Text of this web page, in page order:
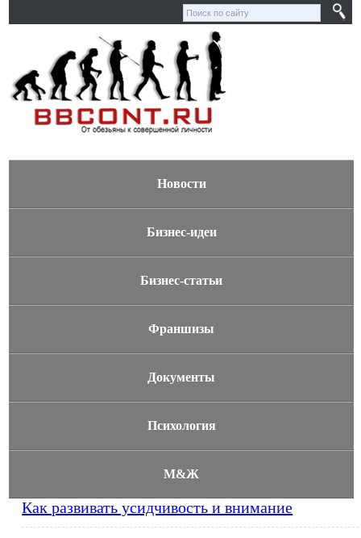
Новости
Бизнес-идеи
Бизнес-статьи
Франшизы
Документы
Психология
М&Ж
Как развивать усидчивость и внимание